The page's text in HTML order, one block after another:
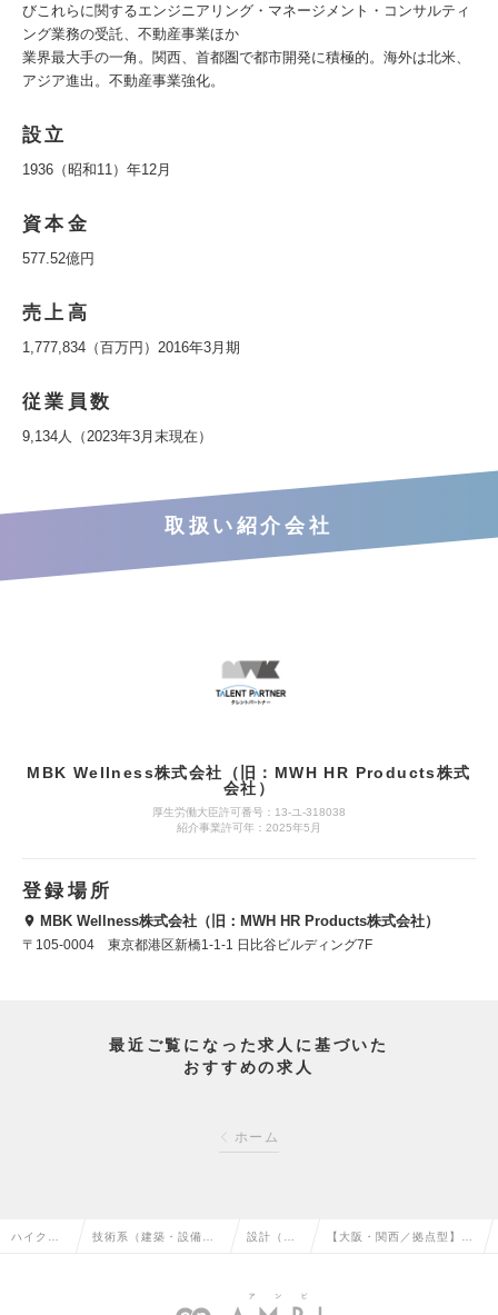
びこれらに関するエンジニアリング・マネージメント・コンサルティ
ング業務の受託、不動産事業ほか
業界最大手の一角。関西、首都圏で都市開発に積極的。海外は北米、
アジア進出。不動産事業強化。
設立
1936（昭和11）年12月
資本金
577.52億円
売上高
1,777,834（百万円）2016年3月期
従業員数
9,134人（2023年3月末現在）
取扱い紹介会社
MBK Wellness株式会社（旧：MWH HR Products株式
会社）
厚生労働大臣許可番号：13-ユ-318038
紹介事業許可年：2025年5月
登録場所
MBK Wellness株式会社（旧：MWH HR Products株式会社）
〒105-0004 東京都港区新橋1-1-1 日比谷ビルディング7F
最近ご覧になった求人に基づいた
おすすめの求人
ホーム
ハイクラ 技術系（建築・設備・ 設計（建
職
【大阪・関西／拠点型】工